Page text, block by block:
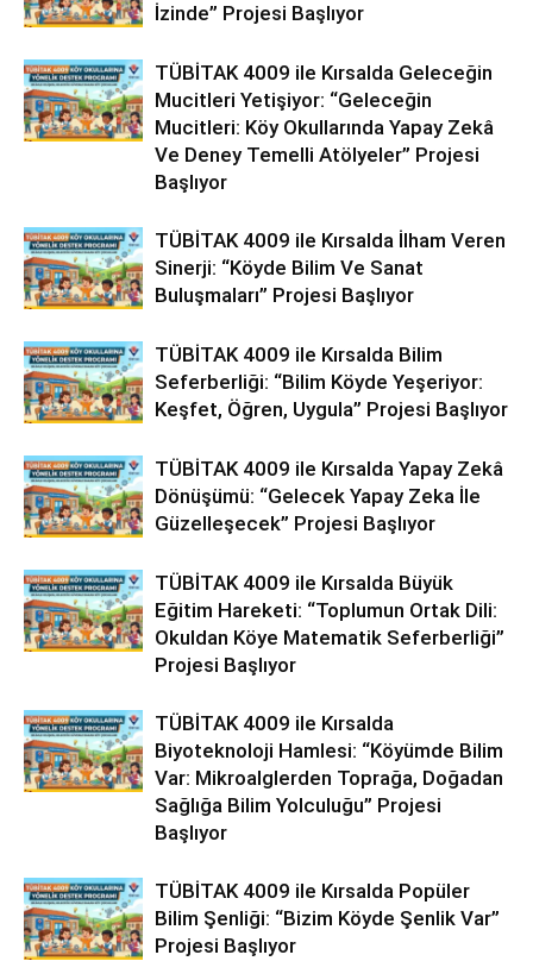
İzinde” Projesi Başlıyor
TÜBİTAK 4009 ile Kırsalda Geleceğin
Mucitleri Yetişiyor: “Geleceğin
Mucitleri: Köy Okullarında Yapay Zekâ
Ve Deney Temelli Atölyeler” Projesi
Başlıyor
TÜBİTAK 4009 ile Kırsalda İlham Veren
Sinerji: “Köyde Bilim Ve Sanat
Buluşmaları” Projesi Başlıyor
TÜBİTAK 4009 ile Kırsalda Bilim
Seferberliği: “Bilim Köyde Yeşeriyor:
Keşfet, Öğren, Uygula” Projesi Başlıyor
TÜBİTAK 4009 ile Kırsalda Yapay Zekâ
Dönüşümü: “Gelecek Yapay Zeka İle
Güzelleşecek” Projesi Başlıyor
TÜBİTAK 4009 ile Kırsalda Büyük
Eğitim Hareketi: “Toplumun Ortak Dili:
Okuldan Köye Matematik Seferberliği”
Projesi Başlıyor
TÜBİTAK 4009 ile Kırsalda
Biyoteknoloji Hamlesi: “Köyümde Bilim
Var: Mikroalglerden Toprağa, Doğadan
Sağlığa Bilim Yolculuğu” Projesi
Başlıyor
TÜBİTAK 4009 ile Kırsalda Popüler
Bilim Şenliği: “Bizim Köyde Şenlik Var”
Projesi Başlıyor